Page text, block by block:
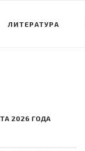
ЛИТЕРАТУРА
2026 ГОДА